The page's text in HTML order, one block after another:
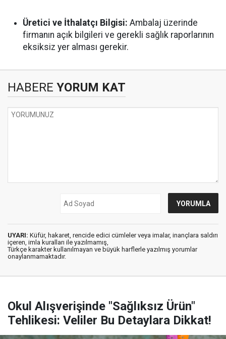
Üretici ve İthalatçı Bilgisi: Ambalaj üzerinde
firmanın açık bilgileri ve gerekli sağlık raporlarının
eksiksiz yer alması gerekir.
HABERE YORUM KAT
UYARI: Küfür, hakaret, rencide edici cümleler veya imalar, inançlara saldırı
içeren, imla kuralları ile yazılmamış,
Türkçe karakter kullanılmayan ve büyük harflerle yazılmış yorumlar
onaylanmamaktadır.
Okul Alışverişinde "Sağlıksız Ürün"
Tehlikesi: Veliler Bu Detaylara Dikkat!